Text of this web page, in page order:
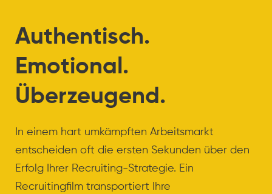
Authentisch.
Emotional.
Überzeugend.
In einem hart umkämpften Arbeitsmarkt
entscheiden oft die ersten Sekunden über den
Erfolg Ihrer Recruiting-Strategie. Ein
Recruitingfilm transportiert Ihre